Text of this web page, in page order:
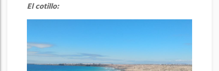
El cotillo: